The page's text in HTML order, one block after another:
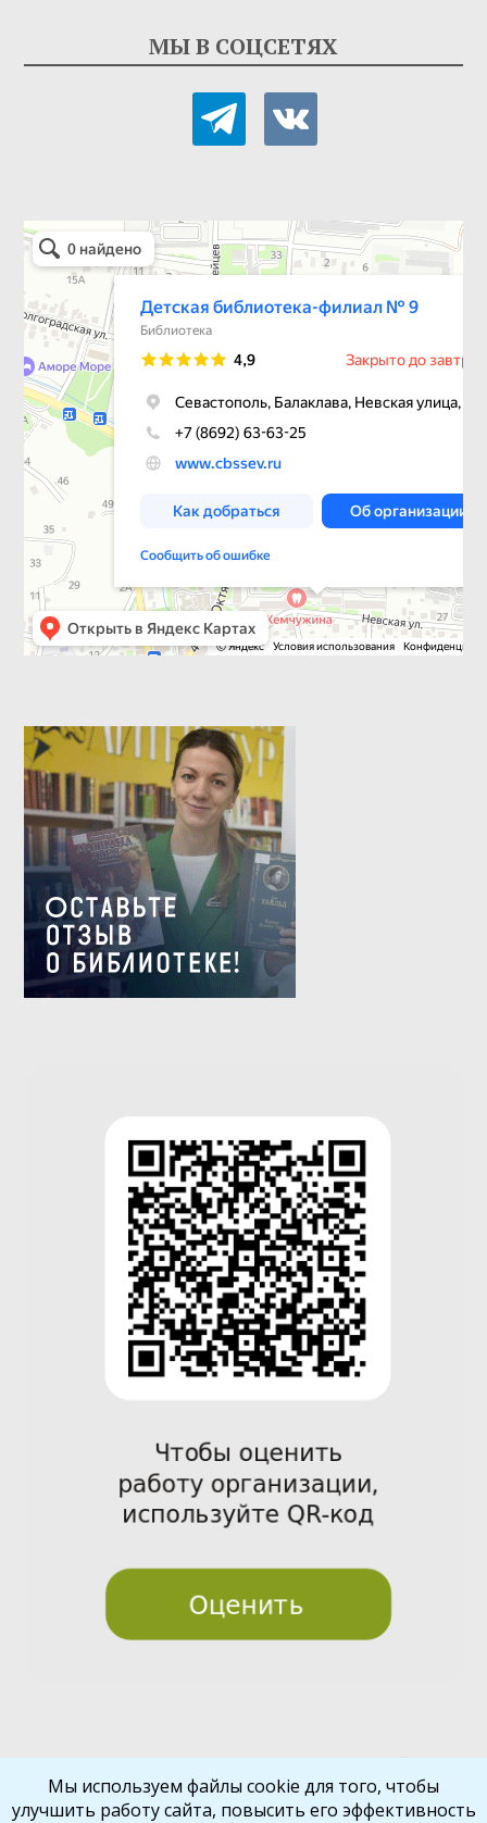
МЫ В СОЦСЕТЯХ
telegram vkontakte
Детская библиотека-филиал № 9
Библиотека в Севастополе
vio
t
Мы используем файлы cookie для того, чтобы
улучшить работу сайта, повысить его эффективность